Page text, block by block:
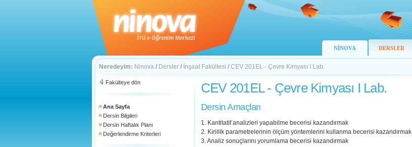
NİNOVA DERSLER
Neredeyim: Ninova / Dersler / İnşaat Fakültesi / CEV 201EL - Çevre Kimyası I Lab.
Fakülteye dön
Ana Sayfa
Dersin Bilgileri
Dersin Haftalık Planı
Değerlendirme Kriterleri
CEV 201EL - Çevre Kimyası I Lab.
Dersin Amaçları
1. Kantitatif analizleri yapabilme becerisi kazandırmak
2. Kirlilik parametrelerinin ölçüm yöntemlerini kullanma becerisi kazandırmak
3. Analiz sonuçlarını yorumlama becerisi kazandırmak